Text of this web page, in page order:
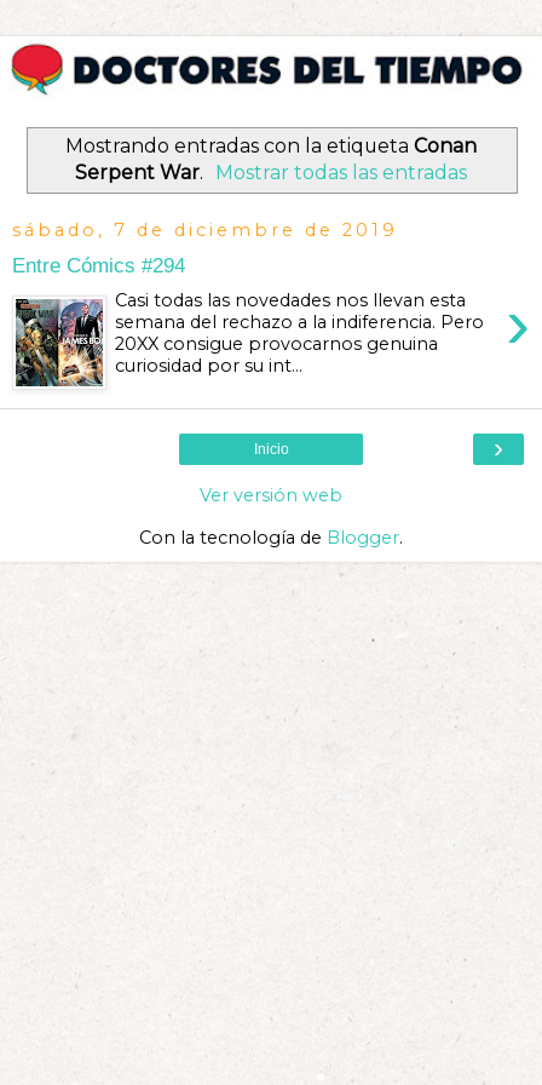
Mostrando entradas con la etiqueta Conan
Serpent War. Mostrar todas las entradas
sábado, 7 de diciembre de 2019
Entre Cómics #294
›
Casi todas las novedades nos llevan esta
semana del rechazo a la indiferencia. Pero
20XX consigue provocarnos genuina
curiosidad por su int...
›
Inicio
Ver versión web
Con la tecnología de Blogger.